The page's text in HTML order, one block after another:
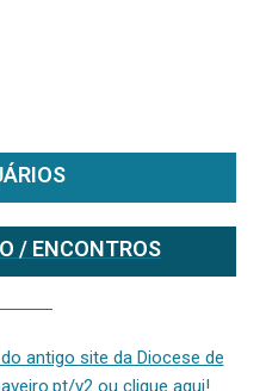
/ ENCONTROS
antigo site da Diocese de
v2 ou clique aqui!